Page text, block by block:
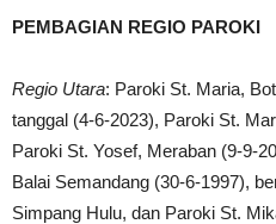
PEMBAGIAN REGIO PAROKI
Regio Utara: Paroki St. Maria,
tanggal (4-6-2023), Paroki St.
Paroki St. Yosef, Meraban (9-9-
Balai Semandang (30-6-1997),
Simpang Hulu, dan Paroki St.